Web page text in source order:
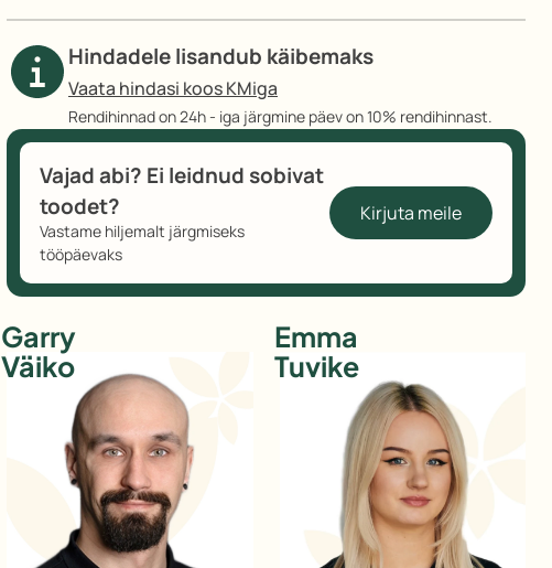
sädelev
must
kogus
Hindadele lisandub käibemaks
Vaata hindasi koos KMiga
Rendihinnad on 24h - iga järgmine päev on 10% rendihinnast.
Vajad abi? Ei leidnud sobivat
toodet?
Vastame hiljemalt järgmiseks
tööpäevaks
Kirjuta meile
Garry
Väiko
Emma
Tuvike